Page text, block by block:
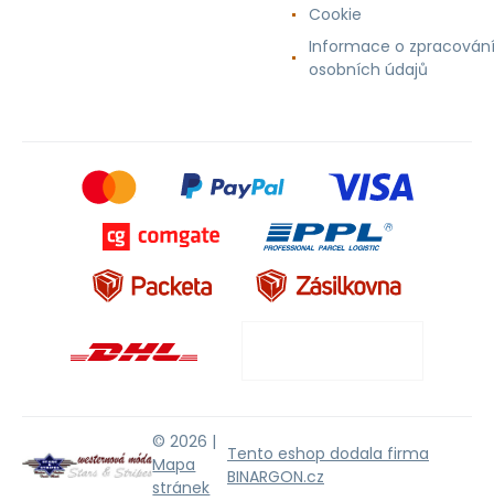
Cookie
Informace o zpracování
osobních údajů
© 2026 |
Mapa
stránek
Tento eshop dodala firma
BINARGON.cz